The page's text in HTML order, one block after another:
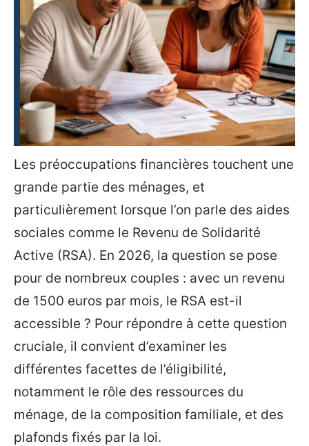
Les préoccupations financières touchent une
grande partie des ménages, et
particulièrement lorsque l’on parle des aides
sociales comme le Revenu de Solidarité
Active (RSA). En 2026, la question se pose
pour de nombreux couples : avec un revenu
de 1500 euros par mois, le RSA est-il
accessible ? Pour répondre à cette question
cruciale, il convient d’examiner les
différentes facettes de l’éligibilité,
notamment le rôle des ressources du
ménage, de la composition familiale, et des
plafonds fixés par la loi.